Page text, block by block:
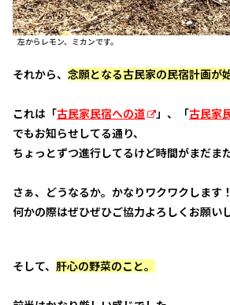
左からレモン、ミカンです。
それから、 念願となる古民家の民宿計画が
これは「古民家民宿への道 」、「古民家
でもお知らせしてる通り、
ちょっとずつ進行してるけど時間がまだま
さぁ、どうなるか。かなりワクワクします！
何かの際はぜひぜひご協力よろしくお願い
そして、 肝心の野菜のこと。